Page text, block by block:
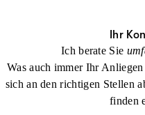
Ihr
Ich berate Sie
Was auch immer Ihr
sich an den richtigen Stellen
finden